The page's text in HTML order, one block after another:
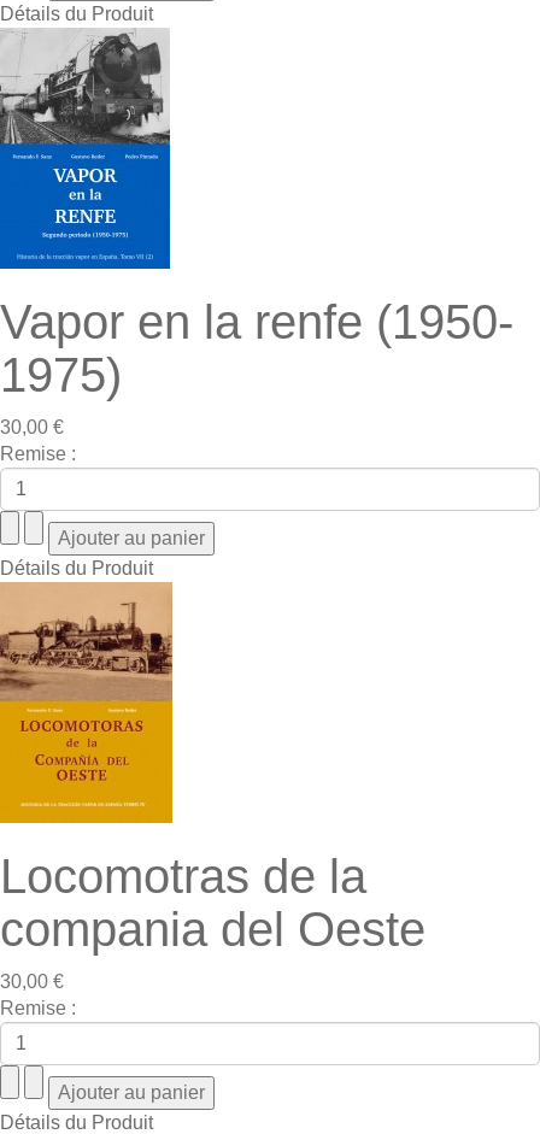
Détails du Produit
Vapor en la renfe (1950-
1975)
30,00 €
Remise :
Détails du Produit
Locomotras de la
compania del Oeste
30,00 €
Remise :
Détails du Produit